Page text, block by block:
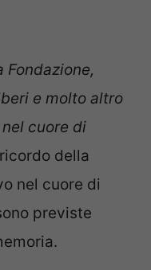
Fondazione,
e molto altro
cuore di
della
nel cuore di
previste